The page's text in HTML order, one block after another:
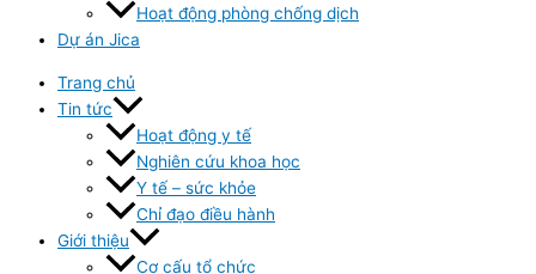
Hoạt động phòng chống dịch
Dự án Jica
Trang chủ
Tin tức
Hoạt động y tế
Nghiên cứu khoa học
Y tế – sức khỏe
Chỉ đạo điều hành
Giới thiệu
Cơ cấu tổ chức